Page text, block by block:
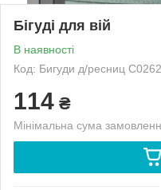
Бігуді для вій
В наявності
Код: Бигуди д/ресниц
114 ₴
Мінімальна сума